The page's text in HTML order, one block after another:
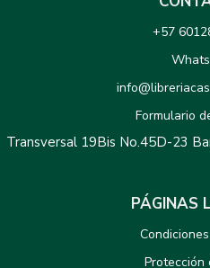
+57
Formulario
Transversal 19Bis No.45D-23
PÁGINAS
Protección